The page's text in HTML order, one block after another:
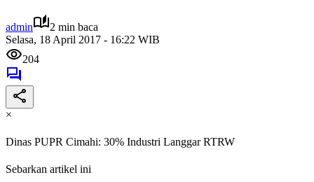
admin
2 min baca
Selasa, 18 April 2017 - 16:22 WIB
204
×
Dinas PUPR Cimahi: 30% Industri Langgar RTRW
Sebarkan artikel ini